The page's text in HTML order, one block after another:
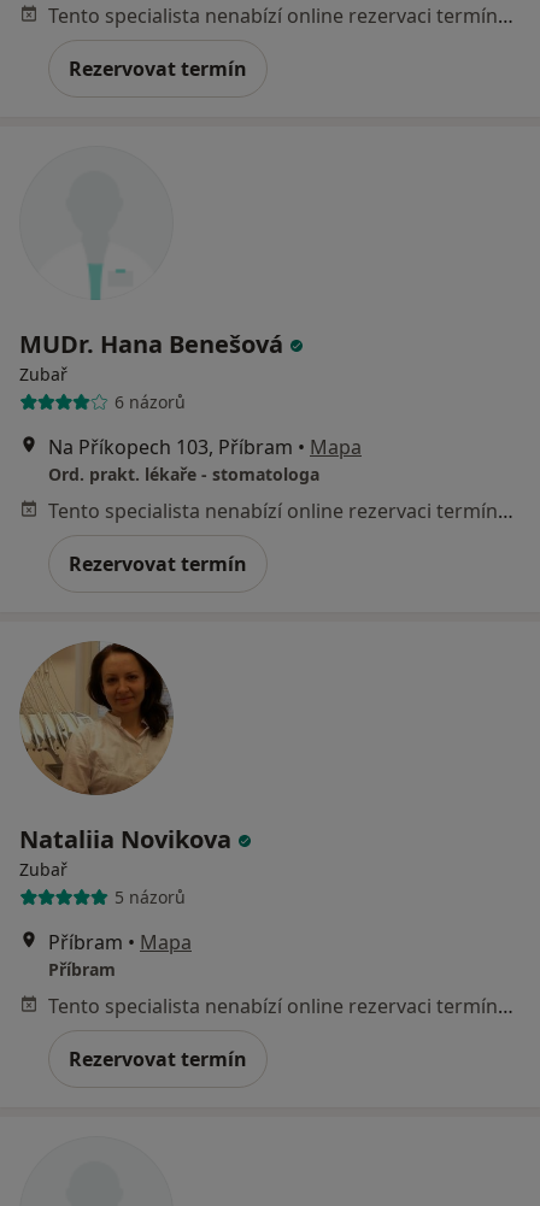
Tento specialista nenabízí online rezervaci termínu na této adrese.
Rezervovat termín
MUDr. Hana Benešová
Zubař
6 názorů
Na Příkopech 103, Příbram • Mapa
Ord. prakt. lékaře - stomatologa
Tento specialista nenabízí online rezervaci termínu na této adrese.
Rezervovat termín
Nataliia Novikova
Zubař
5 názorů
Příbram • Mapa
Příbram
Tento specialista nenabízí online rezervaci termínu na této adrese.
Rezervovat termín